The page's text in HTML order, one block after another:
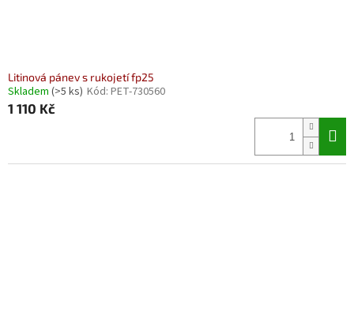
Litinová pánev s rukojetí fp25
Skladem (>5 ks) Kód: PET-730560
1 110 Kč